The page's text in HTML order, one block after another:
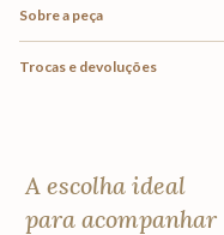
Sobre a peça
Trocas e devoluções
A escolha ideal
para acompanhar